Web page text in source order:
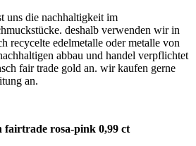
uns die nachhaltigkeit im
deshalb verwenden wir in
recycelte edelmetalle oder metalle von
abbau und handel verpflichtet
fair trade gold an. wir kaufen gerne
an.
fairtrade rosa-pink 0,99 ct